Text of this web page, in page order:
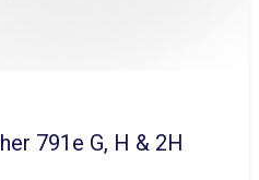
791e G, H & 2H